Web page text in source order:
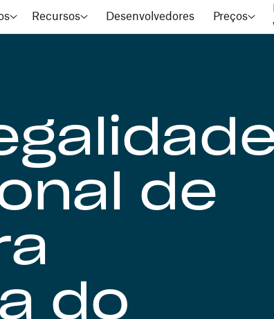
Recursos Desenvolvedores Preços
de
do